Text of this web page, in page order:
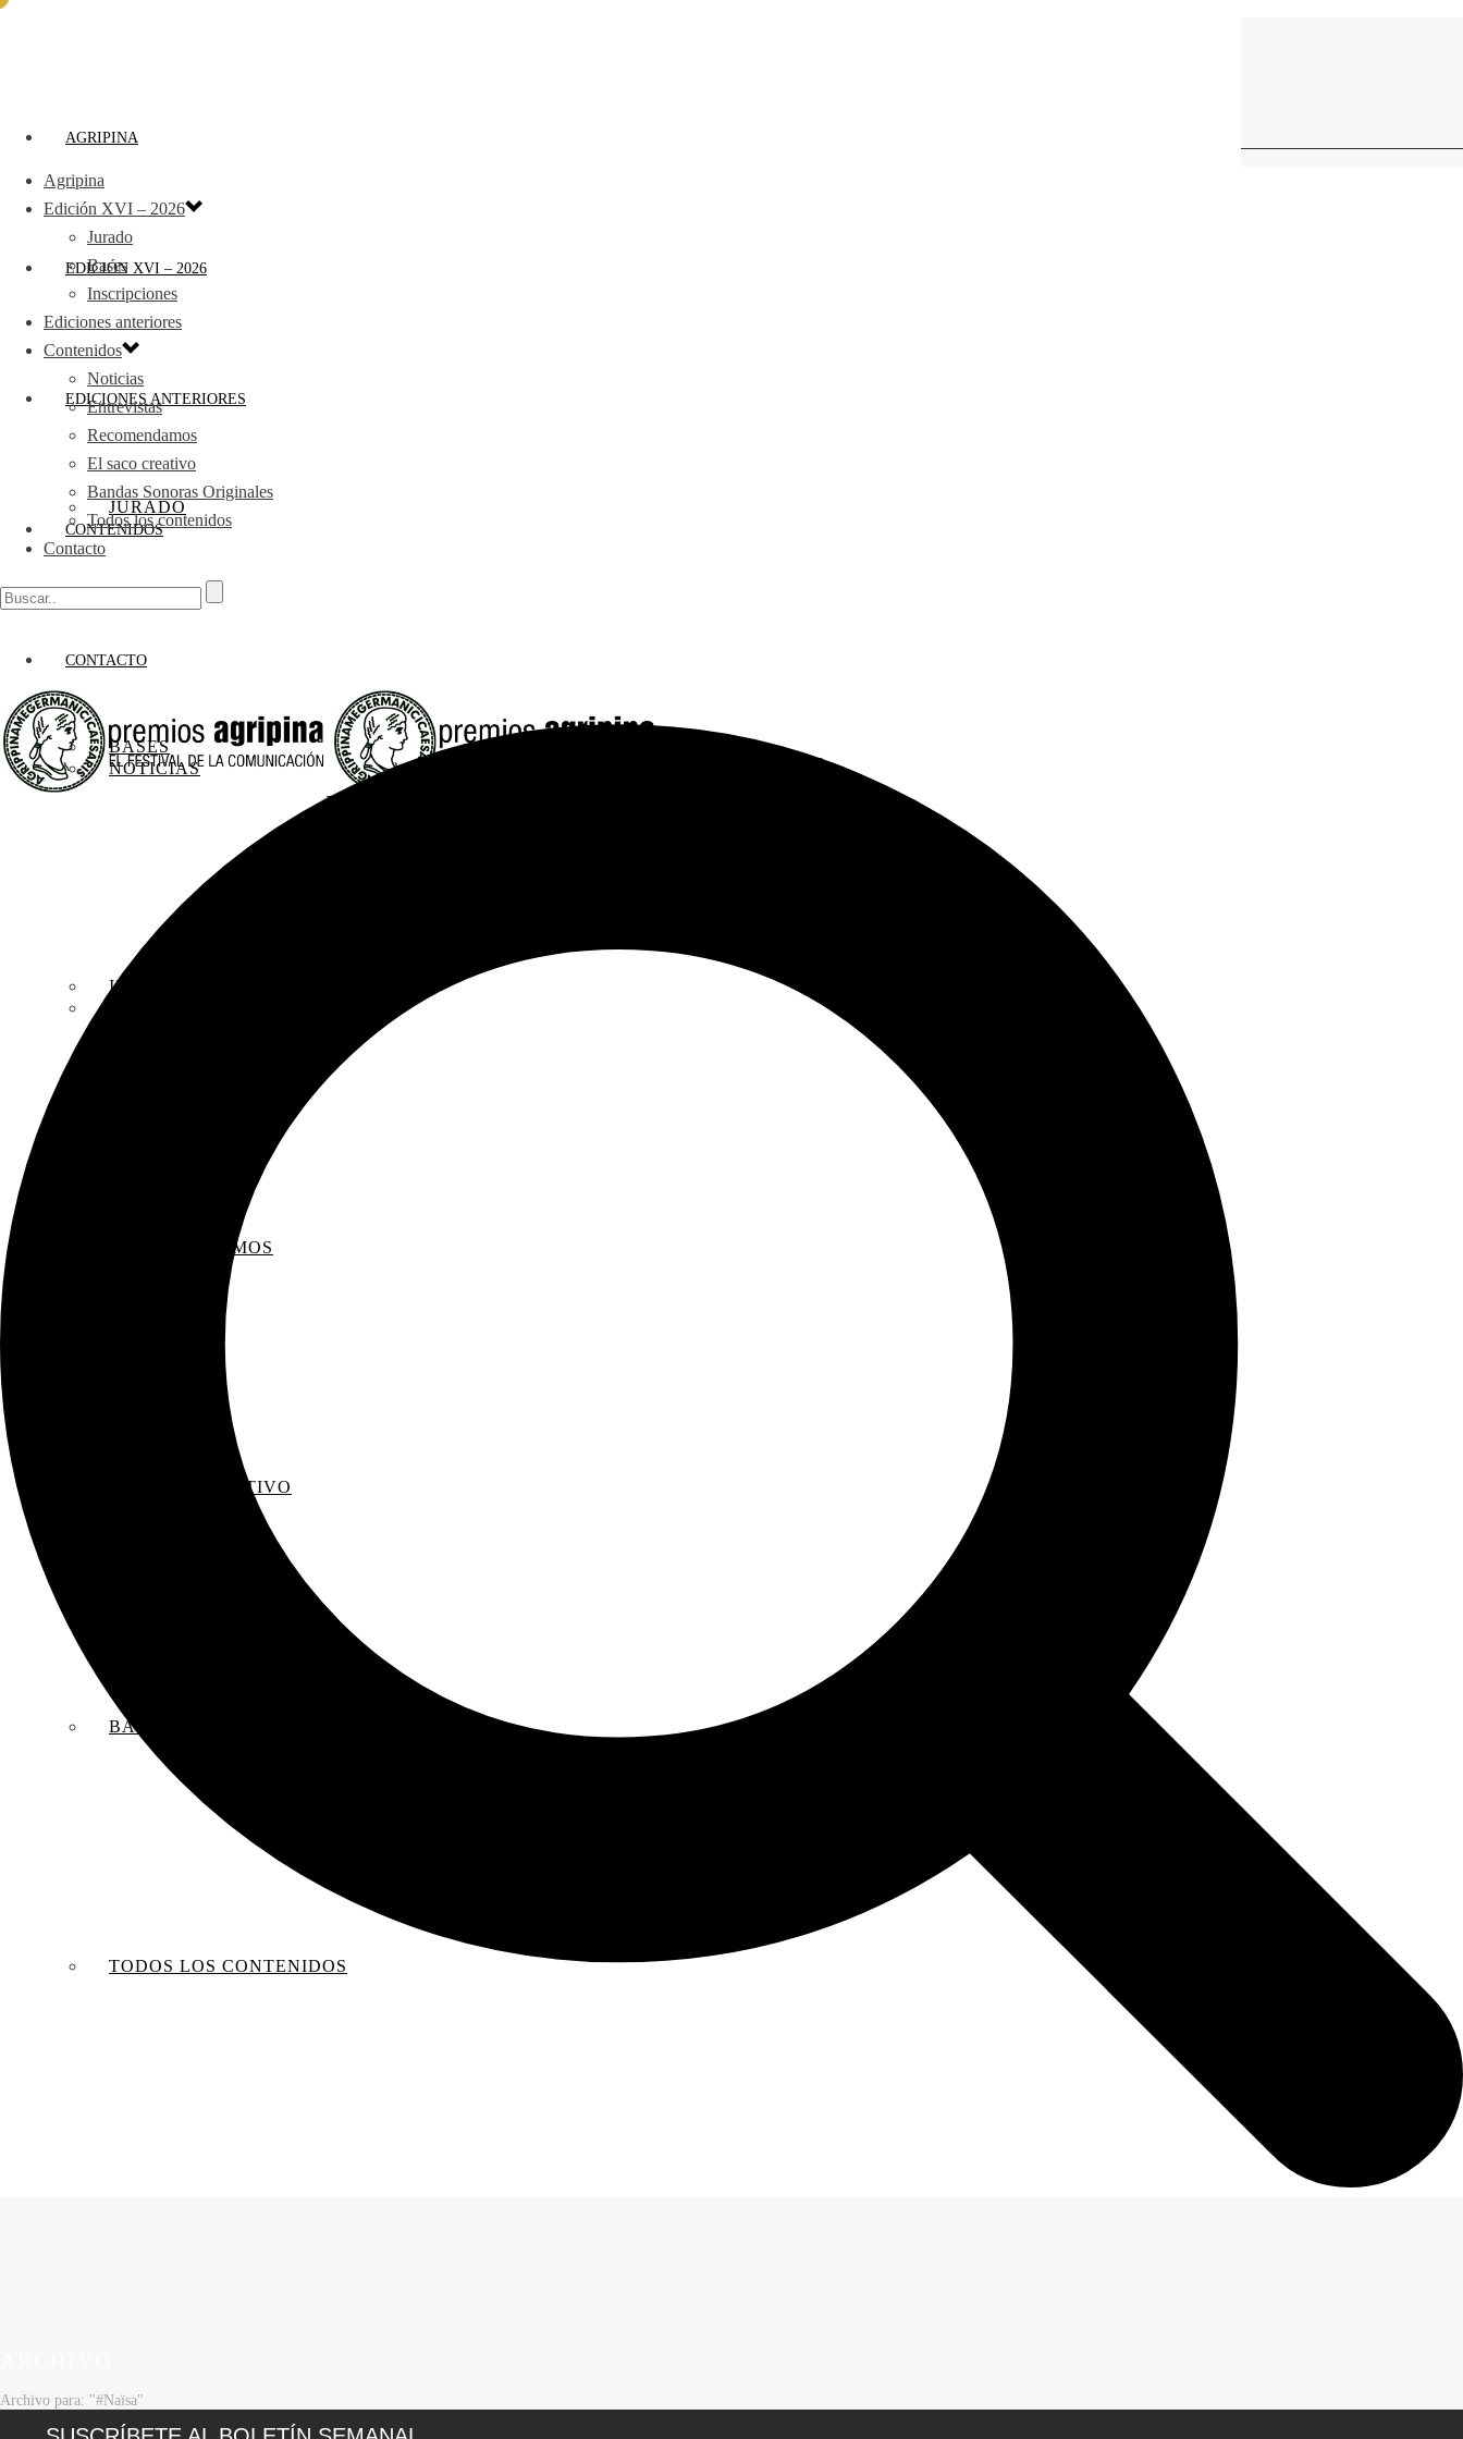
AGRIPINA
EDICIÓN XVI – 2026
JURADO
BASES
INSCRIPCIONES
EDICIONES ANTERIORES
CONTENIDOS
NOTICIAS
RECOMENDAMOS
EL SACO CREATIVO
BANDAS SONORAS ORIGINALES
TODOS LOS CONTENIDOS
CONTACTO
Agripina
Edición XVI – 2026
Jurado
Bases
Inscripciones
Ediciones anteriores
Contenidos
Noticias
Entrevistas
Recomendamos
El saco creativo
Bandas Sonoras Originales
Todos los contenidos
Contacto
Archivo para: "#Naïsa"